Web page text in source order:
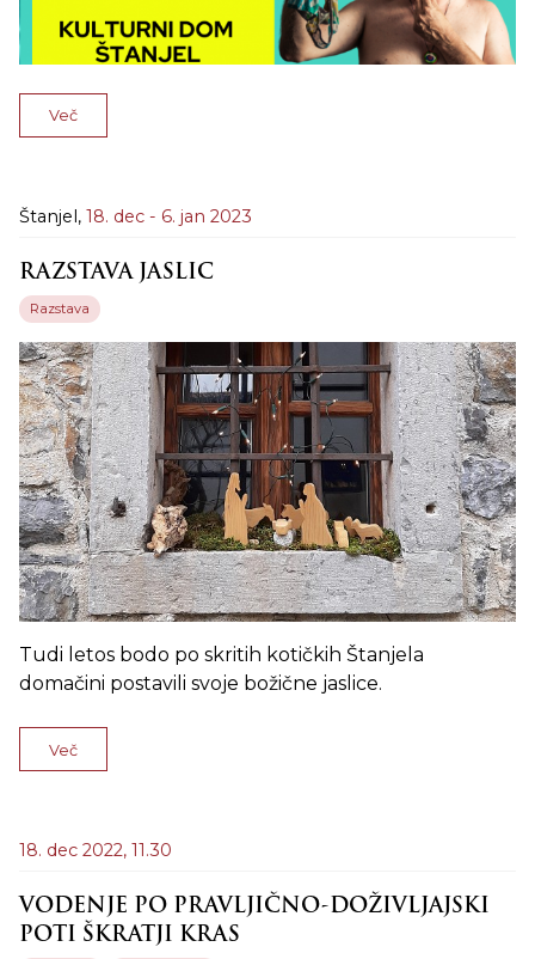
Več
Štanjel, 18. dec - 6. jan 2023
RAZSTAVA JASLIC
Razstava
Tudi letos bodo po skritih kotičkih Štanjela
domačini postavili svoje božične jaslice.
Več
18. dec 2022, 11.30
VODENJE PO PRAVLJIČNO-DOŽIVLJAJSKI
POTI ŠKRATJI KRAS